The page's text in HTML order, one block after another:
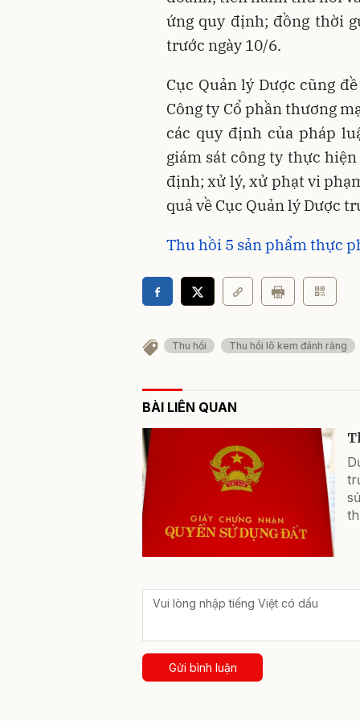
ứng quy định; đồng thời
trước ngày 10/6.
Cục Quản lý Dược cũng
Công ty Cổ phần thương
các quy định của pháp
giám sát công ty thực
định; xử lý, xử phạt vi
quả về Cục Quản lý Dược
Thu hồi 5 sản phẩm thực
Thu hồi Thu hồi lô kem đánh răng
BÀI LIÊN QUAN
Gửi bình luận